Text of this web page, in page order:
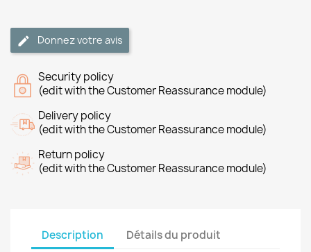
Donnez votre avis
Security policy
(edit with the Customer Reassurance module)
Delivery policy
(edit with the Customer Reassurance module)
Return policy
(edit with the Customer Reassurance module)
Description Détails du produit